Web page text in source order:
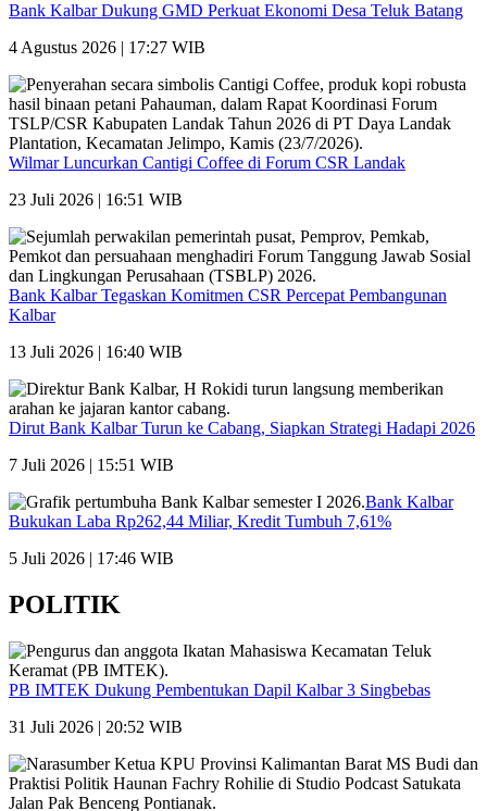
Bank Kalbar Dukung GMD Perkuat Ekonomi Desa Teluk Batang
4 Agustus 2026 | 17:27 WIB
Wilmar Luncurkan Cantigi Coffee di Forum CSR Landak
23 Juli 2026 | 16:51 WIB
Bank Kalbar Tegaskan Komitmen CSR Percepat Pembangunan
Kalbar
13 Juli 2026 | 16:40 WIB
Dirut Bank Kalbar Turun ke Cabang, Siapkan Strategi Hadapi 2026
7 Juli 2026 | 15:51 WIB
Bank Kalbar
Bukukan Laba Rp262,44 Miliar, Kredit Tumbuh 7,61%
5 Juli 2026 | 17:46 WIB
POLITIK
PB IMTEK Dukung Pembentukan Dapil Kalbar 3 Singbebas
31 Juli 2026 | 20:52 WIB